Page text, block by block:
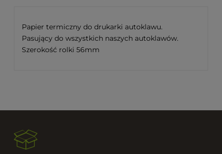
Papier termiczny do drukarki autoklawu.
Pasujący do wszystkich naszych autoklawów.
Szerokość rolki 56mm